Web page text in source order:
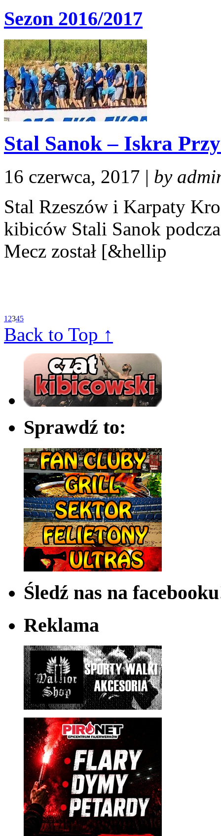
Sezon 2016/2017
Stal Sanok – Iskra
16 czerwca, 2017 | by
Stal Rzeszów i Karpaty
kibiców Stali Sanok
Mecz został [&hellip
1 2345
Back to Top ↑
Sprawdź to:
Śledź nas na
Reklama